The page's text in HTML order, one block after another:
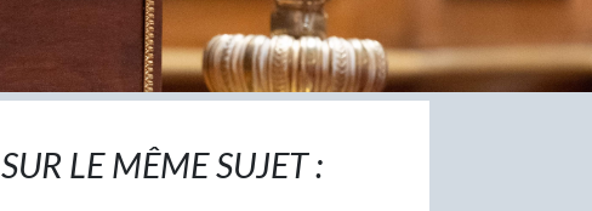
SUR LE MÊME SUJET :